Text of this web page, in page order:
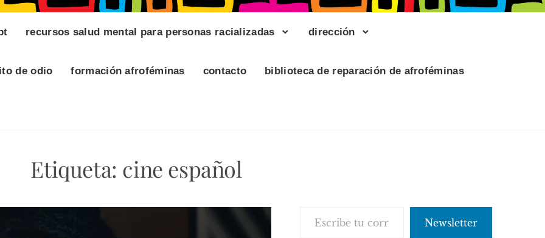
recursos salud mental para personas racializadas dirección
de odio formación afroféminas contacto biblioteca de reparación de afroféminas
Etiqueta: cine español
Newsletter